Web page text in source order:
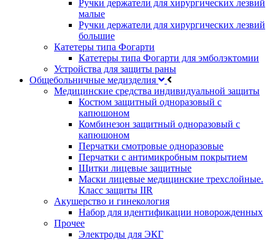
Ручки держатели для хирургических лезвий
малые
Ручки держатели для хирургических лезвий
большие
Катетеры типа Фогарти
Катетеры типа Фогарти для эмболэктомии
Устройства для защиты раны
Общебольничные медизделия
Медицинские средства индивидуальной защиты
Костюм защитный одноразовый с
капюшоном
Комбинезон защитный одноразовый с
капюшоном
Перчатки смотровые одноразовые
Перчатки с антимикробным покрытием
Щитки лицевые защитные
Маски лицевые медицинские трехслойные.
Класс защиты IIR
Акушерство и гинекология
Набор для идентификации новорожденных
Прочее
Электроды для ЭКГ